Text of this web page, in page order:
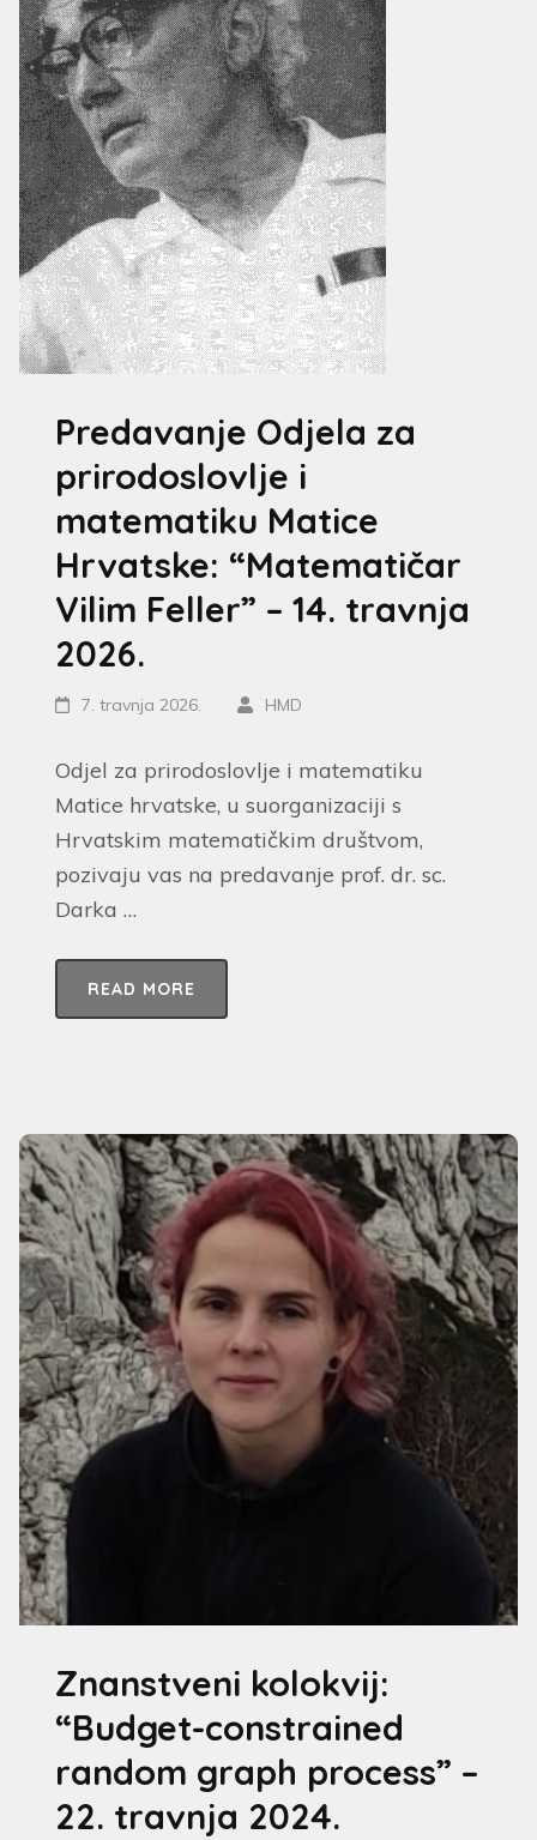
Predavanje Odjela za
prirodoslovlje i
matematiku Matice
Hrvatske: “Matematičar
Vilim Feller” – 14. travnja
2026.
7. travnja 2026. HMD
Odjel za prirodoslovlje i matematiku
Matice hrvatske, u suorganizaciji s
Hrvatskim matematičkim društvom,
pozivaju vas na predavanje prof. dr. sc.
Darka …
READ MORE
Znanstveni kolokvij:
“Budget-constrained
random graph process” –
22. travnja 2024.